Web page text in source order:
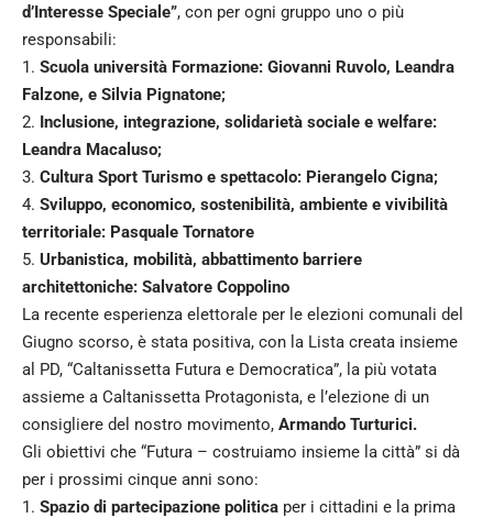
d’Interesse Speciale”, con per ogni gruppo uno o più
responsabili:
1. Scuola università Formazione: Giovanni Ruvolo, Leandra
Falzone, e Silvia Pignatone;
2. Inclusione, integrazione, solidarietà sociale e welfare:
Leandra Macaluso;
3. Cultura Sport Turismo e spettacolo: Pierangelo Cigna;
4. Sviluppo, economico, sostenibilità, ambiente e vivibilità
territoriale: Pasquale Tornatore
5. Urbanistica, mobilità, abbattimento barriere
architettoniche: Salvatore Coppolino
La recente esperienza elettorale per le elezioni comunali del
Giugno scorso, è stata positiva, con la Lista creata insieme
al PD, “Caltanissetta Futura e Democratica”, la più votata
assieme a Caltanissetta Protagonista, e l’elezione di un
consigliere del nostro movimento, Armando Turturici.
Gli obiettivi che “Futura – costruiamo insieme la città” si dà
per i prossimi cinque anni sono:
1. Spazio di partecipazione politica per i cittadini e la prima